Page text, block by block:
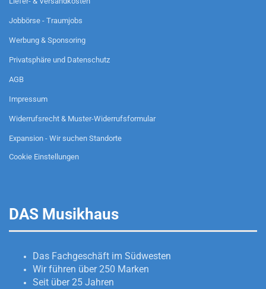
Jobbörse - Traumjobs
Werbung & Sponsoring
Privatsphäre und Datenschutz
AGB
Impressum
Widerrufsrecht & Muster-Widerrufsformular
Expansion - Wir suchen Standorte
Cookie Einstellungen
DAS Musikhaus
Das Fachgeschäft im Südwesten
Wir führen über 250 Marken
Seit über 25 Jahren